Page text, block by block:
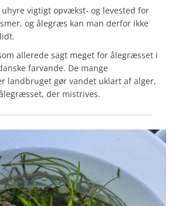
vigtigt opvækst- og levested for
og ålegræs kan man derfor ikke
allerede sagt meget for ålegræsset i
farvande. De mange
landbruget gør vandet uklart af alger,
der mistrives.